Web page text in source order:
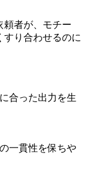
頼者が、モチー
すり合わせるのに
合った出力を生
一貫性を保ちや